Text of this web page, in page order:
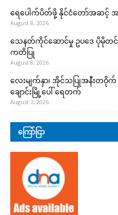
ရေပေါက်ပိတ်ဖို့ နိုင်ငံတော်အဆင့်
August 8, 2026
သေနတ်ကိုင်ဆောင်မှု ဥပဒေ ပိုမိုတင်
ကတိပြု
August 8, 2026
လေးမျက်နှာ၊ အိုင်သပြုအနီးတဝိုက်
ချောင်းမြို့ပေါ် ရေတက်
August 7, 2026
ကြော်ငြာ